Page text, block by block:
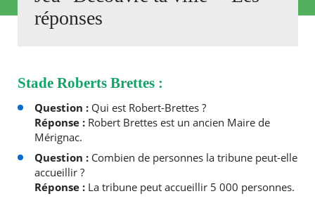
Eco
Espace de services en ligne
Facebook
X Instagram
Youtube
Linkedin
réponses
Stade Roberts Brettes :
Question : Qui est Robert-Brettes ?
Réponse :Robert Brettes est un ancien Maire de
Mérignac.
Question : Combien de personnes la tribune peut-elle
accueillir ?
Réponse :La tribune peut accueillir 5 000 personnes.